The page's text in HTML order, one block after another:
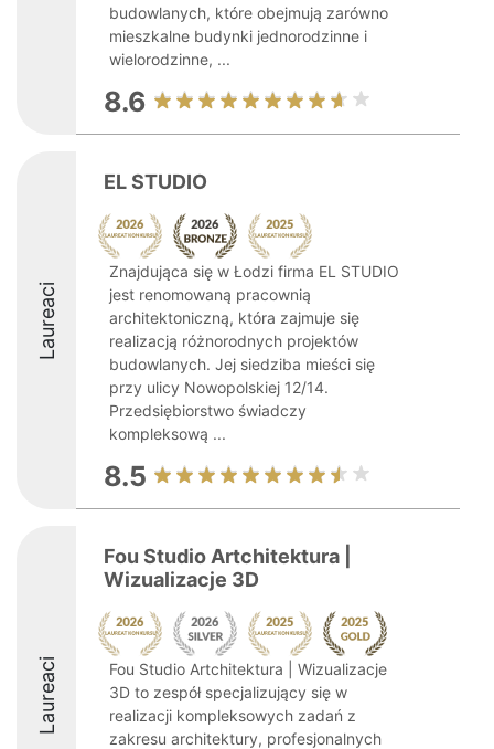
budowlanych, które obejmują zarówno
mieszkalne budynki jednorodzinne i
wielorodzinne, ...
8.6
Laureaci
EL STUDIO
Znajdująca się w Łodzi firma EL STUDIO
jest renomowaną pracownią
architektoniczną, która zajmuje się
realizacją różnorodnych projektów
budowlanych. Jej siedziba mieści się
przy ulicy Nowopolskiej 12/14.
Przedsiębiorstwo świadczy
kompleksową ...
8.5
Laureaci
Fou Studio Artchitektura |
Wizualizacje 3D
Fou Studio Artchitektura | Wizualizacje
3D to zespół specjalizujący się w
realizacji kompleksowych zadań z
zakresu architektury, profesjonalnych